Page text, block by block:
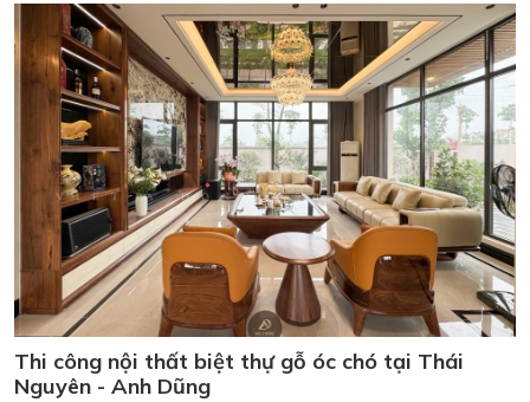
Thi công nội thất biệt thự gỗ óc chó tại Thái
Nguyên - Anh Dũng